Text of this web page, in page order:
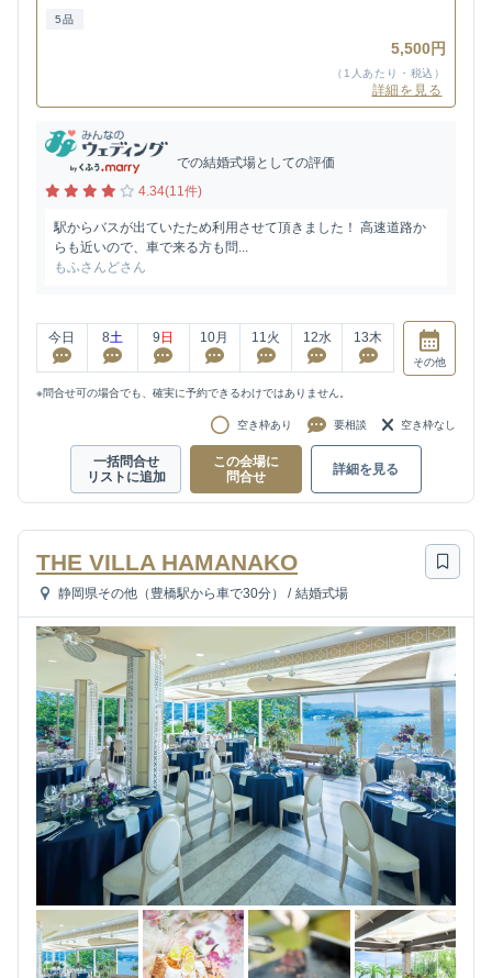
5品
5,500円
（1人あたり・税込）
詳細を見る
での結婚式場としての評価
4.34(11件)
駅からバスが出ていたため利用させて頂きました！ 高速道路か
らも近いので、車で来る方も問...
もふさんどさん
今日 8土 9 日 10月 11火 12水 13木
その他
※問合せ可の場合でも、確実に予約できるわけではありません。
空き枠あり 要相談 空き枠なし
一括問合せ
リストに追加
この会場に
問合せ
詳細を見る
THE VILLA HAMANAKO
静岡県その他（豊橋駅から車で30分） / 結婚式場